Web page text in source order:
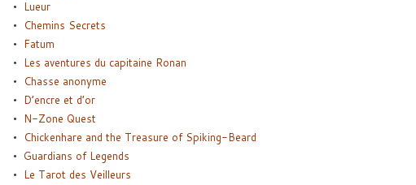
Lueur
Chemins Secrets
Fatum
Les aventures du capitaine Ronan
Chasse anonyme
D’encre et d’or
N-Zone Quest
Chickenhare and the Treasure of Spiking-Beard
Guardians of Legends
Le Tarot des Veilleurs